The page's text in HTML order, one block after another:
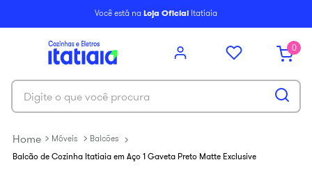
Você está na Loja Oficial Itatiaia
0
Digite o que você procura
Móveis
Balcões
Balcão de Cozinha Itatiaia em Aço 1 Gaveta Preto Matte Exclusive
balcão itatiaia
armário cozinha
9º
renova
new premium